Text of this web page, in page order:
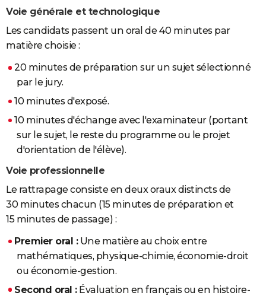
Voie générale et technologique
Les candidats passent un oral de 40 minutes par
matière choisie :
20 minutes de préparation sur un sujet sélectionné
par le jury.
10 minutes d'exposé.
10 minutes d'échange avec l'examinateur (portant
sur le sujet, le reste du programme ou le projet
d'orientation de l'élève).
Voie professionnelle
Le rattrapage consiste en deux oraux distincts de
30 minutes chacun (15 minutes de préparation et
15 minutes de passage) :
Premier oral :Une matière au choix entre
mathématiques, physique-chimie, économie-droit
ou économie-gestion.
Second oral :Évaluation en français ou en histoire-